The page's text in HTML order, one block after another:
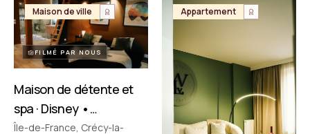
Maison de ville
FILMÉ PAR NOUS
Maison de détente et
spa · Disney •
Crécy‑la‑Chapelle
Île-de-France, Crécy-la-
Appartement